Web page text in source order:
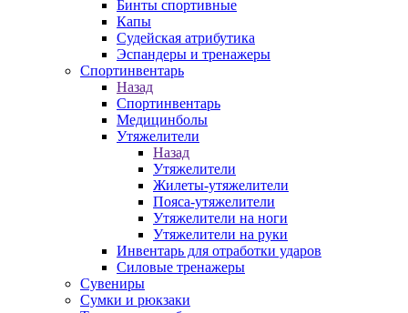
Бинты спортивные
Капы
Судейская атрибутика
Эспандеры и тренажеры
Спортинвентарь
Назад
Спортинвентарь
Медицинболы
Утяжелители
Назад
Утяжелители
Жилеты-утяжелители
Пояса-утяжелители
Утяжелители на ноги
Утяжелители на руки
Инвентарь для отработки ударов
Силовые тренажеры
Сувениры
Сумки и рюкзаки